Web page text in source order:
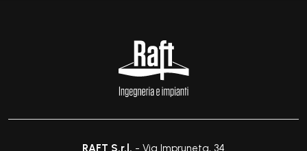
RAFT S.r.l. - Via Impruneta, 34